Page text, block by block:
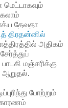
மெட்டாகவும்
தேவதா
திரதன்னில்
அதிகம்
மஞ்சரிக்கு
ஆறுதல்.
போற்றும்